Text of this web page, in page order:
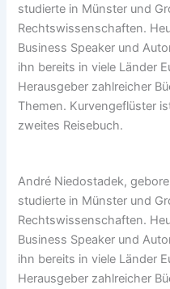
studierte in Münster und
Rechtswissenschaften.
Business Speaker und
ihn bereits in viele Länder
Herausgeber zahlreicher
Themen. Kurvengeflüster
zweites Reisebuch.
André Niedostadek,
studierte in Münster und
Rechtswissenschaften.
Business Speaker und
ihn bereits in viele Länder
Herausgeber zahlreicher